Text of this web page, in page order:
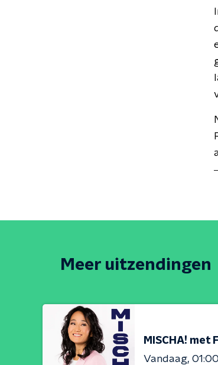
Meer uitzendingen
MISCHA! met
Vandaag